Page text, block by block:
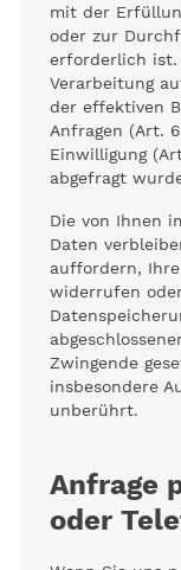
mit der
oder zur
erforderlich ist.
Verarbeitung
der effektiven
Anfragen (Art.
Einwilligung
abgefragt
Die von Ihnen
Daten
auffordern,
widerrufen
Zwingende
insbesondere
unberührt.
Anfrage
oder